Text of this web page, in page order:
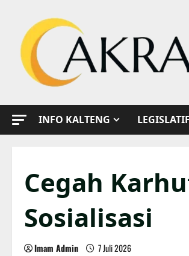
content
INFO KALTENG LEGISLATIF
Cegah
Sosialisasi
Imam Admin 7 Juli 2026